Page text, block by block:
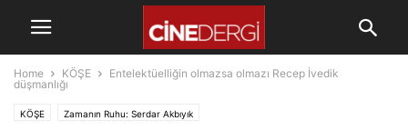
Home KÖŞE
Entelektüelliğin olmazsa olmazı Recep İvedik
düşmanlığı
KÖŞE Zamanın Ruhu: Serdar Akbıyık